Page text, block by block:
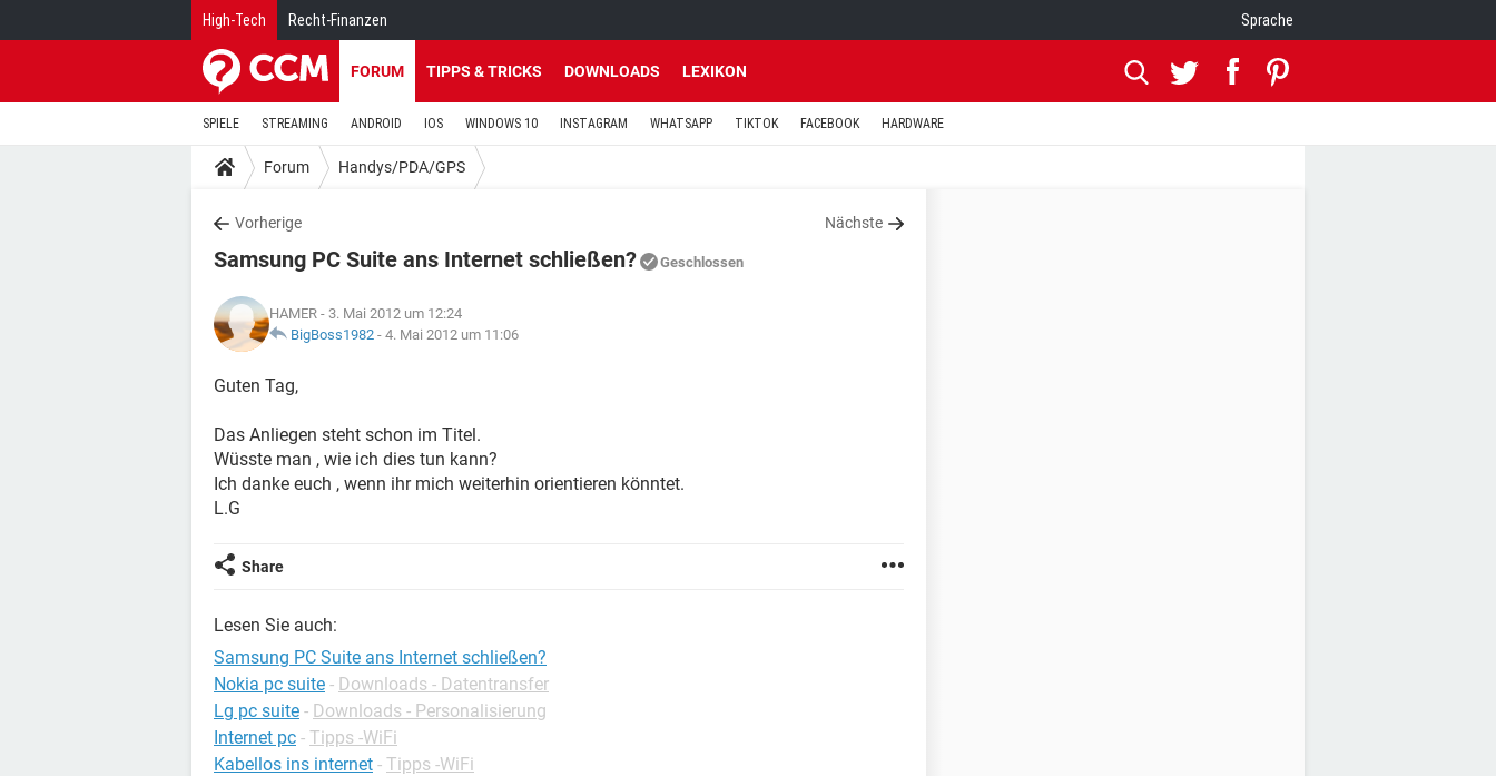
High-Tech Recht-Finanzen Sprache
FORUM TIPPS & TRICKS DOWNLOADS LEXIKON
SPIELE STREAMING ANDROID IOS WINDOWS 10 INSTAGRAM WHATSAPP TIKTOK FACEBOOK HARDWARE
Forum Handys/PDA/GPS
Vorherige Nächste
Samsung PC Suite ans Internet schließen? Geschlossen
HAMER - 3. Mai 2012 um 12:24
BigBoss1982 - 4. Mai 2012 um 11:06
Guten Tag,
Das Anliegen steht schon im Titel.
Wüsste man , wie ich dies tun kann?
Ich danke euch , wenn ihr mich weiterhin orientieren könntet.
L.G
Share
Lesen Sie auch:
Samsung PC Suite ans Internet schließen?
Nokia pc suite - Downloads - Datentransfer
Lg pc suite - Downloads - Personalisierung
Internet pc - Tipps -WiFi
Kabellos ins internet - Tipps -WiFi